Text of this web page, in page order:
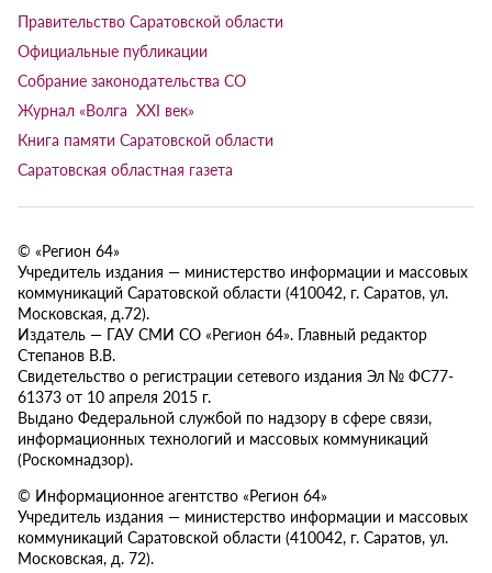
Правительство Саратовской области
Официальные публикации
Собрание законодательства СО
Журнал «Волга XXI век»
Книга памяти Саратовской области
Саратовская областная газета
© «Регион 64»
Учредитель издания — министерство информации и массовых
коммуникаций Саратовской области (410042, г. Саратов, ул.
Московская, д.72).
Издатель — ГАУ СМИ СО «Регион 64». Главный редактор
Степанов В.В.
Свидетельство о регистрации сетевого издания Эл № ФС77-
61373 от 10 апреля 2015 г.
Выдано Федеральной службой по надзору в сфере связи,
информационных технологий и массовых коммуникаций
(Роскомнадзор).
© Информационное агентство «Регион 64»
Учредитель издания — министерство информации и массовых
коммуникаций Саратовской области (410042, г. Саратов, ул.
Московская, д. 72).